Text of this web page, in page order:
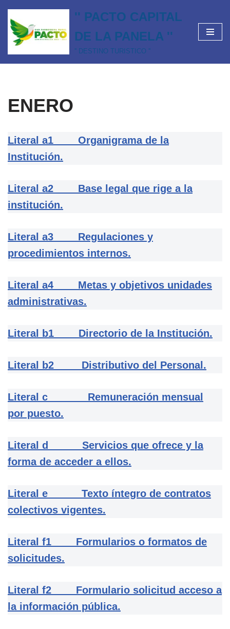
Saltar
al
'' PACTO CAPITAL
DE LA PANELA ''
'' DESTINO TURISTICO ''
ENERO
Literal a1 Organigrama de la
Institución.
Literal a2 Base legal que rige a la
institución.
Literal a3 Regulaciones y
procedimientos internos.
Literal a4 Metas y objetivos unidades
administrativas.
Literal b1 Directorio de la Institución.
Literal b2 Distributivo del Personal.
Literal c Remuneración mensual
por puesto.
Literal d Servicios que ofrece y la
forma de acceder a ellos.
Literal e Texto íntegro de contratos
colectivos vigentes.
Literal f1 Formularios o formatos de
solicitudes.
Literal f2 Formulario solicitud acceso a
la información pública.